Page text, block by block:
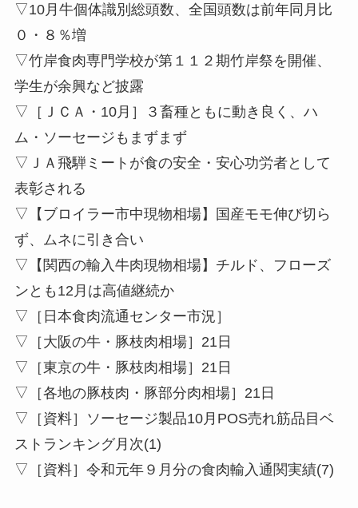
▽10月牛個体識別総頭数、全国頭数は前年同月比
０・８％増
▽竹岸食肉専門学校が第１１２期竹岸祭を開催、
学生が余興など披露
▽［ＪＣＡ・10月］３畜種ともに動き良く、ハ
ム・ソーセージもまずまず
▽ＪＡ飛騨ミートが食の安全・安心功労者として
表彰される
▽【ブロイラー市中現物相場】国産モモ伸び切ら
ず、ムネに引き合い
▽【関西の輸入牛肉現物相場】チルド、フローズ
ンとも12月は高値継続か
▽［日本食肉流通センター市況］
▽［大阪の牛・豚枝肉相場］21日
▽［東京の牛・豚枝肉相場］21日
▽［各地の豚枝肉・豚部分肉相場］21日
▽［資料］ソーセージ製品10月POS売れ筋品目ベ
ストランキング月次(1)
▽［資料］令和元年９月分の食肉輸入通関実績(7)